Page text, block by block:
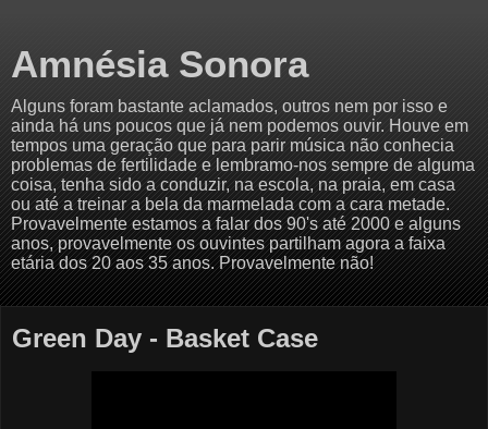
Amnésia Sonora
Alguns foram bastante aclamados, outros nem por isso e
ainda há uns poucos que já nem podemos ouvir. Houve em
tempos uma geração que para parir música não conhecia
problemas de fertilidade e lembramo-nos sempre de alguma
coisa, tenha sido a conduzir, na escola, na praia, em casa
ou até a treinar a bela da marmelada com a cara metade.
Provavelmente estamos a falar dos 90's até 2000 e alguns
anos, provavelmente os ouvintes partilham agora a faixa
etária dos 20 aos 35 anos. Provavelmente não!
Green Day - Basket Case